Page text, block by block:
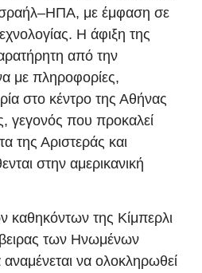
με έμφαση σε
Η άφιξη της
από την
με πληροφορίες,
στο κέντρο της Αθήνας
γεγονός που προκαλεί
της Αριστεράς και
στην αμερικανική
της Κίμπερλι
των Ηνωμένων
να ολοκληρωθεί